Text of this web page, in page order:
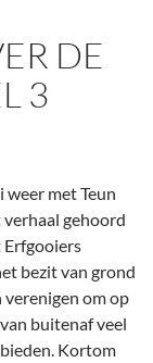
DE
3
met Teun
gehoord
Erfgooiers
bezit van grond
verenigen om op
buitenaf veel
Kortom